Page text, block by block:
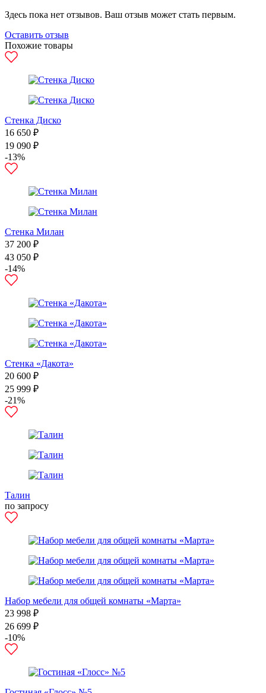
Здесь пока нет отзывов. Ваш отзыв может стать первым.
Оставить отзыв
Похожие товары
Стенка Диско
16 650 ₽
19 090 ₽
-13%
Стенка Милан
37 200 ₽
43 050 ₽
-14%
Стенка «Дакота»
20 600 ₽
25 999 ₽
-21%
Талин
по запросу
Набор мебели для общей комнаты «Марта»
23 998 ₽
26 699 ₽
-10%